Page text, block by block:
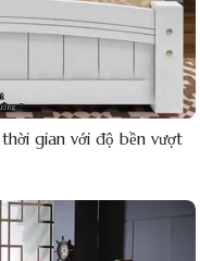
gian với độ bền vượt